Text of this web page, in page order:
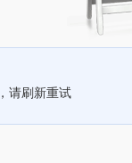
请刷新重试